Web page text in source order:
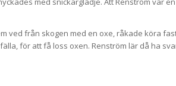
ved från skogen med en oxe, råkade köra
för att få loss oxen. Renström lär då ha